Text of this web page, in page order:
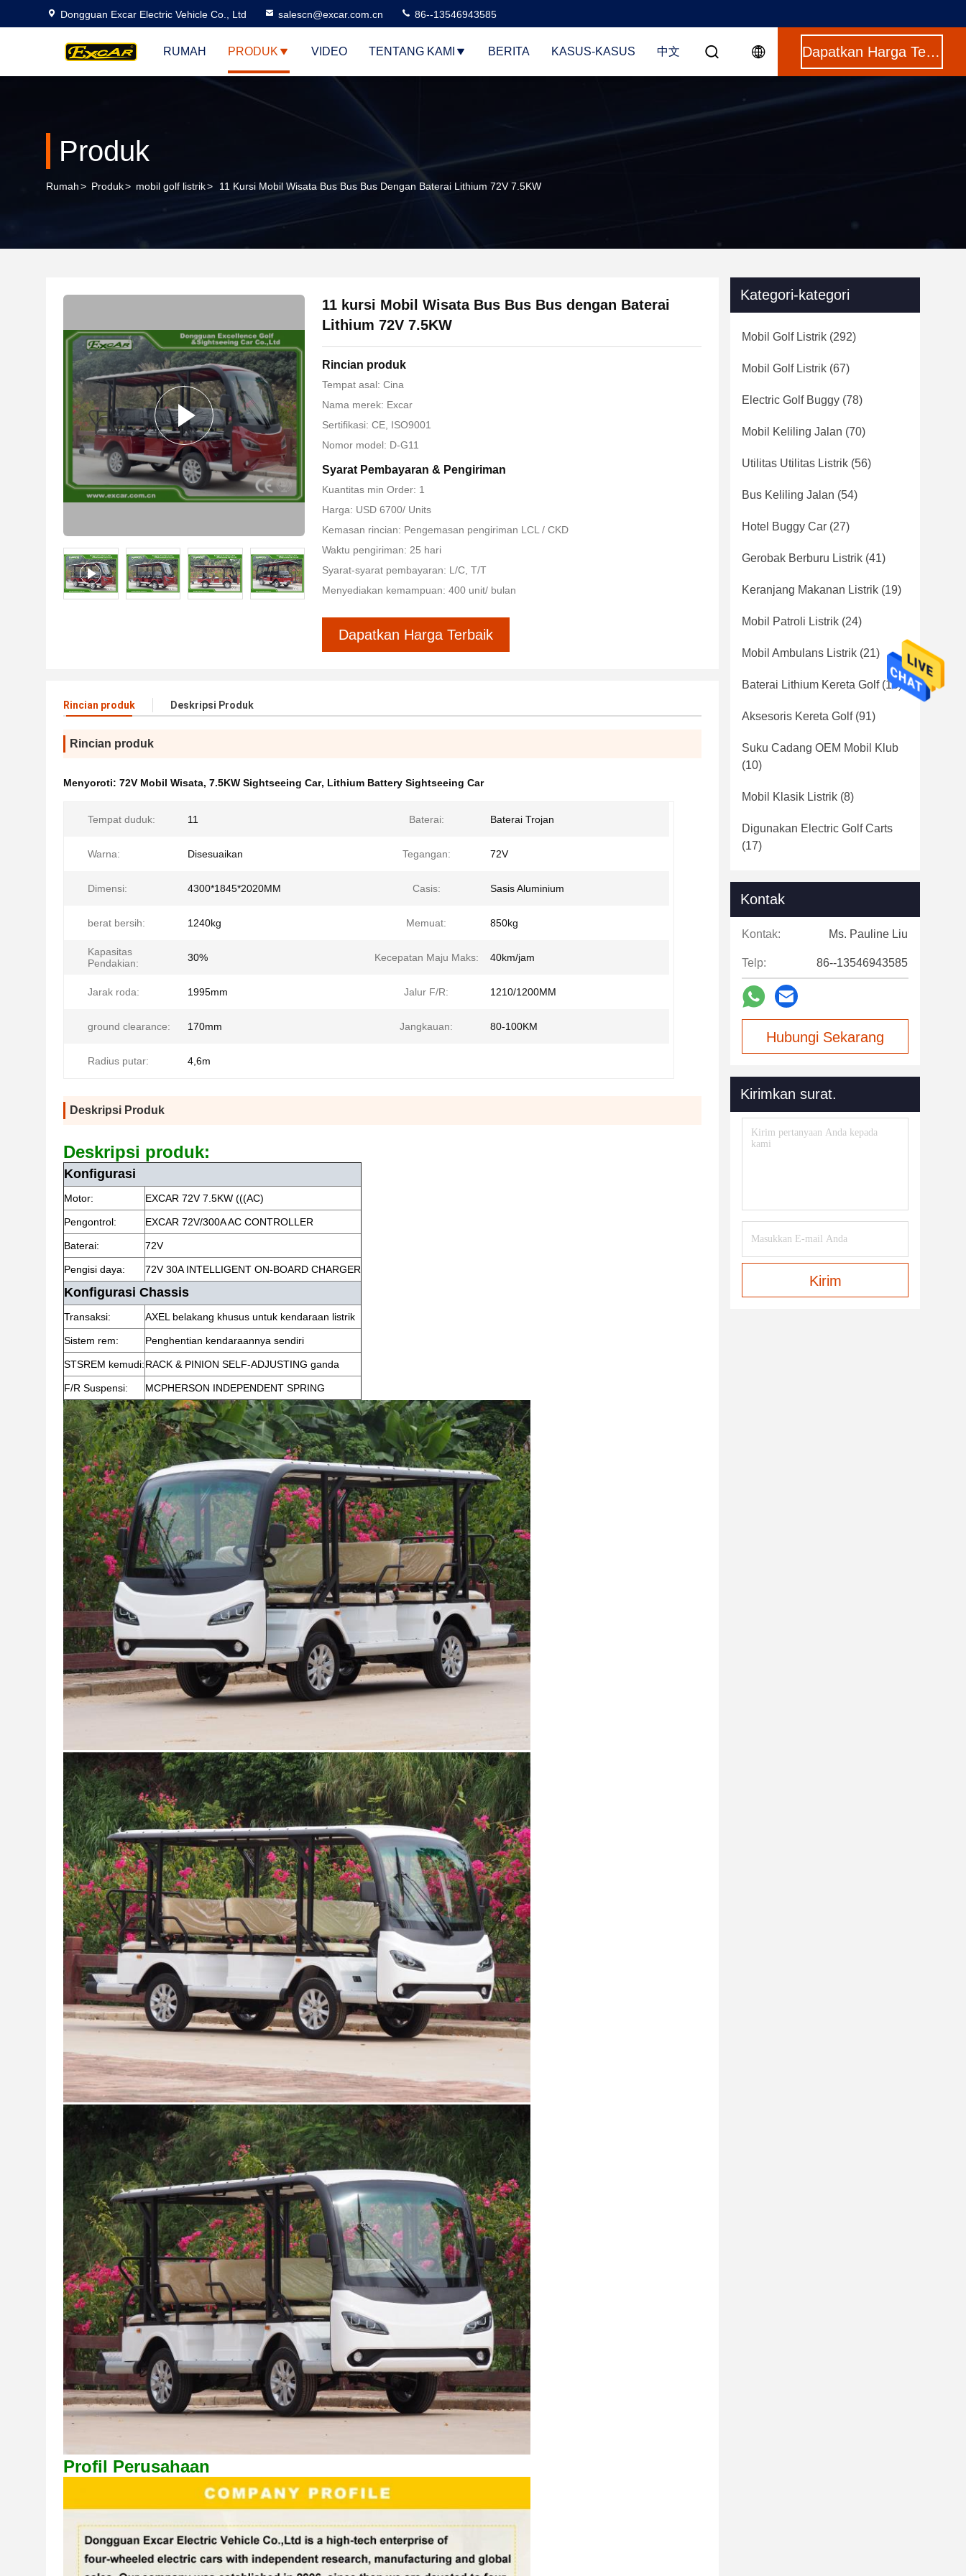
Dongguan Excar Electric Vehicle Co., Ltd salescn@excar.com.cn 86--13546943585
RUMAH PRODUK VIDEO TENTANG KAMI BERITA KASUS-KASUS 中文 Dapatkan Harga Terbaik
Produk
Rumah> Produk> mobil golf listrik> 11 Kursi Mobil Wisata Bus Bus Bus Dengan Baterai Lithium 72V 7.5KW
11 kursi Mobil Wisata Bus Bus Bus dengan Baterai
Lithium 72V 7.5KW
Rincian produk
Tempat asal: Cina
Nama merek: Excar
Sertifikasi: CE, ISO9001
Nomor model: D-G11
Syarat Pembayaran & Pengiriman
Kuantitas min Order: 1
Harga: USD 6700/ Units
Kemasan rincian: Pengemasan pengiriman LCL / CKD
Waktu pengiriman: 25 hari
Syarat-syarat pembayaran: L/C, T/T
Menyediakan kemampuan: 400 unit/ bulan
Dapatkan Harga Terbaik
Rincian produk Deskripsi Produk
Rincian produk
Menyoroti: 72V Mobil Wisata, 7.5KW Sightseeing Car, Lithium Battery Sightseeing Car
Tempat duduk: 11 Baterai: Baterai Trojan
Warna: Disesuaikan Tegangan: 72V
Dimensi: 4300*1845*2020MM Casis: Sasis Aluminium
berat bersih: 1240kg Memuat: 850kg
Kapasitas
Pendakian:
30% Kecepatan Maju Maks: 40km/jam
Jarak roda: 1995mm Jalur F/R: 1210/1200MM
ground clearance: 170mm Jangkauan: 80-100KM
Radius putar: 4,6m
Deskripsi Produk
Deskripsi produk:
Konfigurasi
Motor: EXCAR 72V 7.5KW (((AC)
Pengontrol: EXCAR 72V/300A AC CONTROLLER
Baterai: 72V
Pengisi daya: 72V 30A INTELLIGENT ON-BOARD CHARGER
Konfigurasi Chassis
Transaksi: AXEL belakang khusus untuk kendaraan listrik
Sistem rem: Penghentian kendaraannya sendiri
STSREM kemudi:RACK & PINION SELF-ADJUSTING ganda
F/R Suspensi: MCPHERSON INDEPENDENT SPRING
Profil Perusahaan
Kategori-kategori
Mobil Golf Listrik (292)
Mobil Golf Listrik (67)
Electric Golf Buggy (78)
Mobil Keliling Jalan (70)
Utilitas Utilitas Listrik (56)
Bus Keliling Jalan (54)
Hotel Buggy Car (27)
Gerobak Berburu Listrik (41)
Keranjang Makanan Listrik (19)
Mobil Patroli Listrik (24)
Mobil Ambulans Listrik (21)
Baterai Lithium Kereta Golf(16)
Aksesoris Kereta Golf(91)
Suku Cadang OEM Mobil Klub
(10)
Mobil Klasik Listrik (8)
Digunakan Electric Golf Carts
(17)
Kontak
Kontak: Ms. Pauline Liu
Telp: 86--13546943585
Hubungi Sekarang
Kirimkan surat.
Kirim